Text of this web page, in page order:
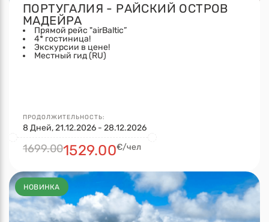
ПОРТУГАЛИЯ - РАЙСКИЙ ОСТРОВ
МАДЕЙРА
Прямой рейс "airBaltic”
4* гостиница!
Экскурсии в цене!
Местный гид (RU)
ПРОДОЛЖИТЕЛЬНОСТЬ:
8 Дней, 21.12.2026 - 28.12.2026
1699.001529.00€/чел
НОВИНКА